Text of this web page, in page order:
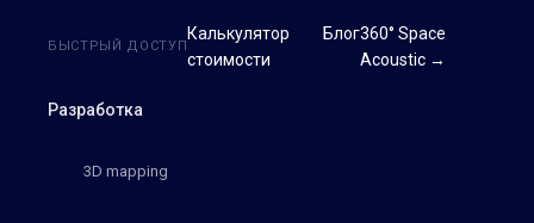
Разработка
3D mapping
БЫСТРЫЙ ДОСТУП
Калькулятор
стоимости
Блог360° Space
Acoustic →